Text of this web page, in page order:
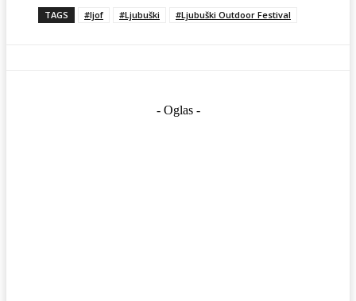
TAGS #ljof #Ljubuški #Ljubuški Outdoor Festival
- Oglas -